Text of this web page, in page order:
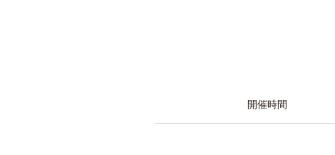
開催時間